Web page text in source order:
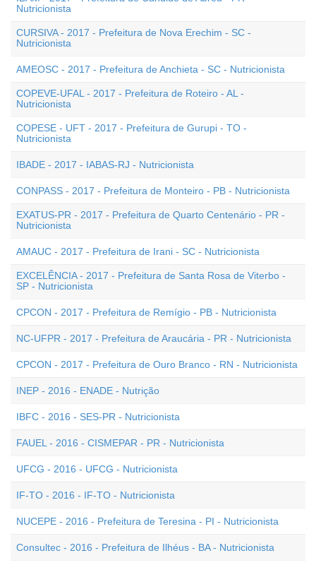
Nutricionista
CURSIVA - 2017 - Prefeitura de Nova Erechim - SC -
Nutricionista
AMEOSC - 2017 - Prefeitura de Anchieta - SC - Nutricionista
COPEVE-UFAL - 2017 - Prefeitura de Roteiro - AL -
Nutricionista
COPESE - UFT - 2017 - Prefeitura de Gurupi - TO -
Nutricionista
IBADE - 2017 - IABAS-RJ - Nutricionista
CONPASS - 2017 - Prefeitura de Monteiro - PB - Nutricionista
EXATUS-PR - 2017 - Prefeitura de Quarto Centenário - PR -
Nutricionista
AMAUC - 2017 - Prefeitura de Irani - SC - Nutricionista
EXCELÊNCIA - 2017 - Prefeitura de Santa Rosa de Viterbo -
SP - Nutricionista
CPCON - 2017 - Prefeitura de Remígio - PB - Nutricionista
NC-UFPR - 2017 - Prefeitura de Araucária - PR - Nutricionista
CPCON - 2017 - Prefeitura de Ouro Branco - RN - Nutricionista
INEP - 2016 - ENADE - Nutrição
IBFC - 2016 - SES-PR - Nutricionista
FAUEL - 2016 - CISMEPAR - PR - Nutricionista
UFCG - 2016 - UFCG - Nutricionista
IF-TO - 2016 - IF-TO - Nutricionista
NUCEPE - 2016 - Prefeitura de Teresina - PI - Nutricionista
Consultec - 2016 - Prefeitura de Ilhéus - BA - Nutricionista